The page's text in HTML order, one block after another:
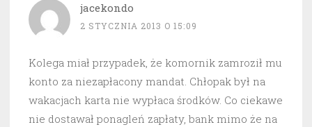
jacekondo
2 STYCZNIA 2013 O 15:09
Kolega miał przypadek, że komornik zamroził mu
konto za niezapłacony mandat. Chłopak był na
wakacjach karta nie wypłaca środków. Co ciekawe
nie dostawał ponagleń zapłaty, bank mimo że na